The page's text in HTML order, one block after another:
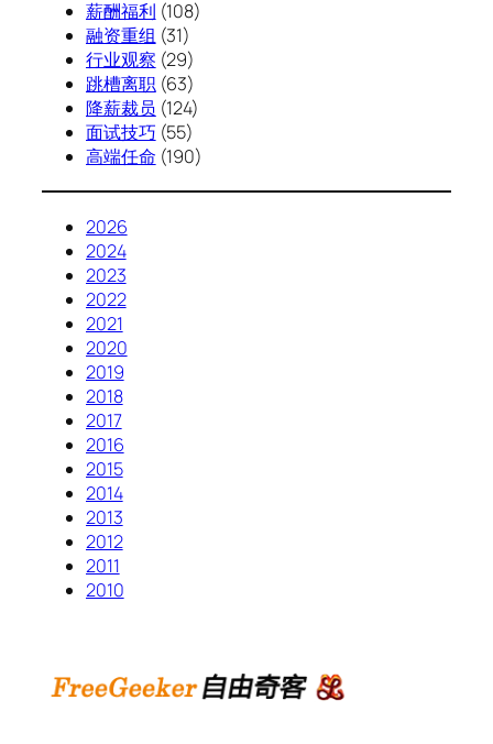
薪酬福利 (108)
融资重组 (31)
行业观察 (29)
跳槽离职(63)
降薪裁员 (124)
面试技巧 (55)
高端任命 (190)
2026
2024
2023
2022
2021
2020
2019
2018
2017
2016
2015
2014
2013
2012
2011
2010